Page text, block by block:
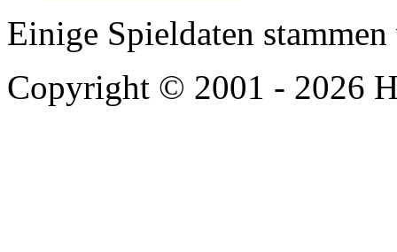
Einige Spieldaten
Copyright © 2001 - 2026